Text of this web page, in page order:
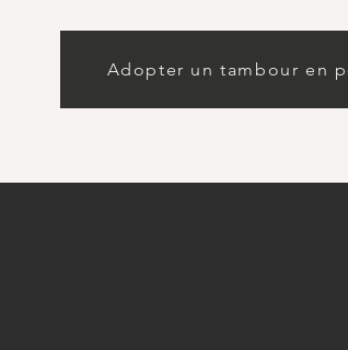
Adopter un tambour en